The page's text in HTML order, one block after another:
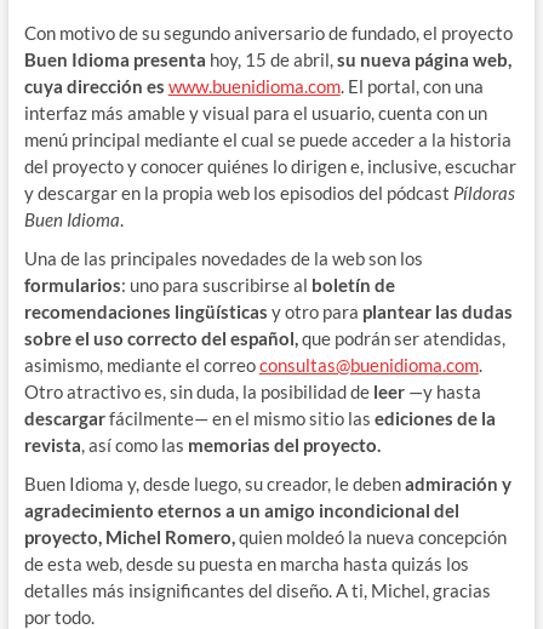
Con motivo de su segundo aniversario de fundado, el proyecto
Buen Idioma presenta hoy, 15 de abril, su nueva página web,
cuya dirección es www.buenidioma.com. El portal, con una
interfaz más amable y visual para el usuario, cuenta con un
menú principal mediante el cual se puede acceder a la historia
del proyecto y conocer quiénes lo dirigen e, inclusive, escuchar
y descargar en la propia web los episodios del pódcast Píldoras
Buen Idioma
Una de las principales novedades de la web son los
formularios: uno para suscribirse al boletín de
recomendaciones lingüísticas y otro para plantear las dudas
sobre el uso correcto del español, que podrán ser atendidas,
asimismo, mediante el correoconsultas@buenidioma.com.
Otro atractivo es, sin duda, la posibilidad de leer —y hasta
descargarfácilmente— en el mismo sitio las ediciones de la
revista , así como las memorias del proyecto.
Buen Idioma y, desde luego, su creador, le debenadmiración y
agradecimiento eternos a un amigo incondicional del
proyecto, Michel Romero, quien moldeó la nueva concepción
de esta web, desde su puesta en marcha hasta quizás los
detalles más insignificantes del diseño. A ti, Michel, gracias
por todo.